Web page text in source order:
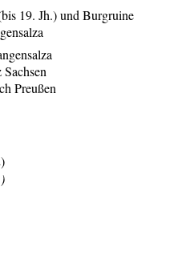
19. Jh.) und Burgruine
Preußen